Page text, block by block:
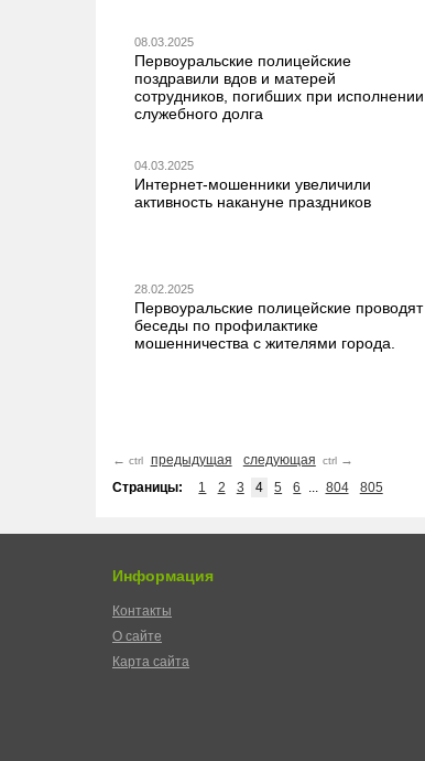
08.03.2025
Первоуральские полицейские
поздравили вдов и матерей
сотрудников, погибших при исполнении
служебного долга
04.03.2025
Интернет-мошенники увеличили
активность накануне праздников
28.02.2025
Первоуральские полицейские проводят
беседы по профилактике
мошенничества с жителями города.
← ctrl предыдущая следующая ctrl →
Страницы:
1 2 3 4 5 6 ... 804 805
Информация
Контакты
О сайте
Карта сайта